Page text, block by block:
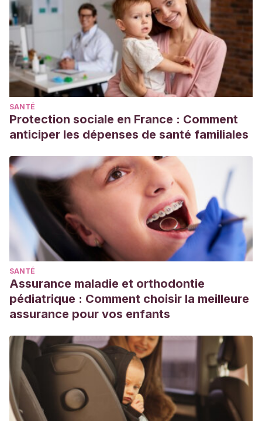
skin contact: short‐and long-term effects for mothers and
their children born full-term.Frontiers in Psychology, 11, 1–9.
https://www.frontiersin.org/articles/10.3389/fpsyg.2020.01921/
Crenshaw, J. T. (2014). Healthy Birth Practice #6: Keep
Mother and Baby Together- It’s Best for Mother, Baby, and
Breastfeeding.The Journal of Perinatal Education, 23(4),
211–217.
https://www.ncbi.nlm.nih.gov/pmc/articles/PMC4235060/
con el recién nacido durante el parto.
Index de Enfermería,
22(1), 79–82.https://scielo.isciii.es/scielo.php?
script=sci_arttext&pid=S1132-12962013000100017
Karimi, F. Z., Miri, H. H., Khadivzadeh, T., & Maleki-
Saghooni, N. (2020). The effect of mother-infant skin-to-
skin contact immediately after birth on exclusive
breastfeeding: a systematic review and meta-analysis.
Journal of the Turkish German Gynecological Association,
(1), 46–56.
https://pubmed.ncbi.nlm.nih.gov/30905140/
Kostandy, R. R., Ludington-Hoe, S. M. (2019) The evolution
contact).
Birth Defects Research, 111 (15), 1032–1043.
https://pubmed.ncbi.nlm.nih.gov/31419082/
McCain, G. C., Ludington-Hoe, S. M., Swinth, J. Y., &
Hadeed, A. J. (2005). Heart rate variability responses of a
preterm infant to kangaroo care.
Journal of Obstetric,
SANTÉ
Protection sociale en France : Comment
anticiper les dépenses de santé familiales
SANTÉ
Assurance maladie et orthodontie
pédiatrique : Comment choisir la meilleure
assurance pour vos enfants